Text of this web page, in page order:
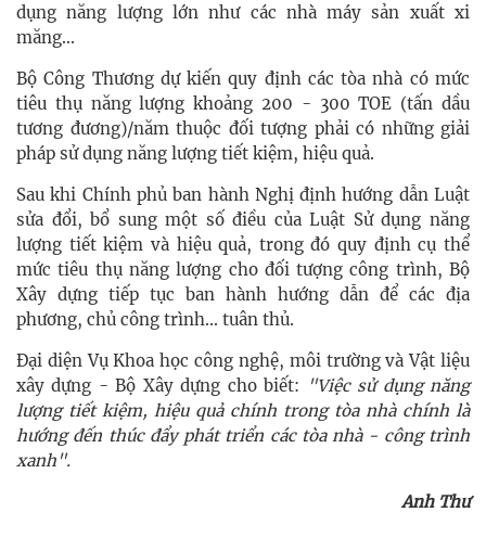
dụng năng lượng lớn như các nhà máy sản xuất xi
măng...
Bộ Công Thương dự kiến quy định các tòa nhà có mức
tiêu thụ năng lượng khoảng 200 - 300 TOE (tấn dầu
tương đương)/năm thuộc đối tượng phải có những giải
pháp sử dụng năng lượng tiết kiệm, hiệu quả.
Sau khi Chính phủ ban hành Nghị định hướng dẫn Luật
sửa đổi, bổ sung một số điều của Luật Sử dụng năng
lượng tiết kiệm và hiệu quả, trong đó quy định cụ thể
mức tiêu thụ năng lượng cho đối tượng công trình, Bộ
Xây dựng tiếp tục ban hành hướng dẫn để các địa
phương, chủ công trình... tuân thủ.
Đại diện Vụ Khoa học công nghệ, môi trường và Vật liệu
xây dựng - Bộ Xây dựng cho biết:
"Việc sử dụng năng
lượng tiết kiệm, hiệu quả chính trong tòa nhà chính là
hướng đến thúc đẩy phát triển các tòa nhà - công trình
xanh".
Anh Thư